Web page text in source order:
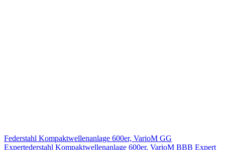
Federstahl Kompaktwellenanlage 600er, VarioM GG
Expertederstahl Kompaktwellenanlage 600er, VarioM BBB Expert